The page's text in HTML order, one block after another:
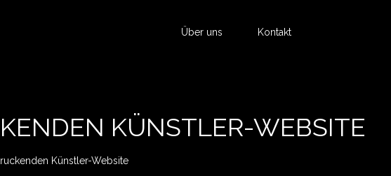
Über uns Kontakt
KÜNSTLER-WEBSITE
Künstler-Website